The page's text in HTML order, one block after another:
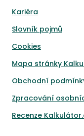
Kariéra
Slovník pojmů
Cookies
Mapa stránky
Obchodní
Zpracování
Recenze